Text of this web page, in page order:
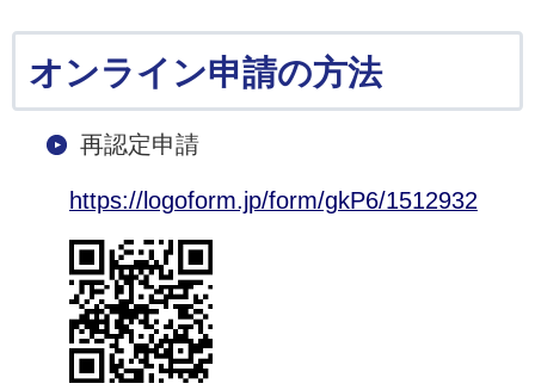
オンライン申請の方法
再認定申請
https://logoform.jp/form/gkP6/1512932